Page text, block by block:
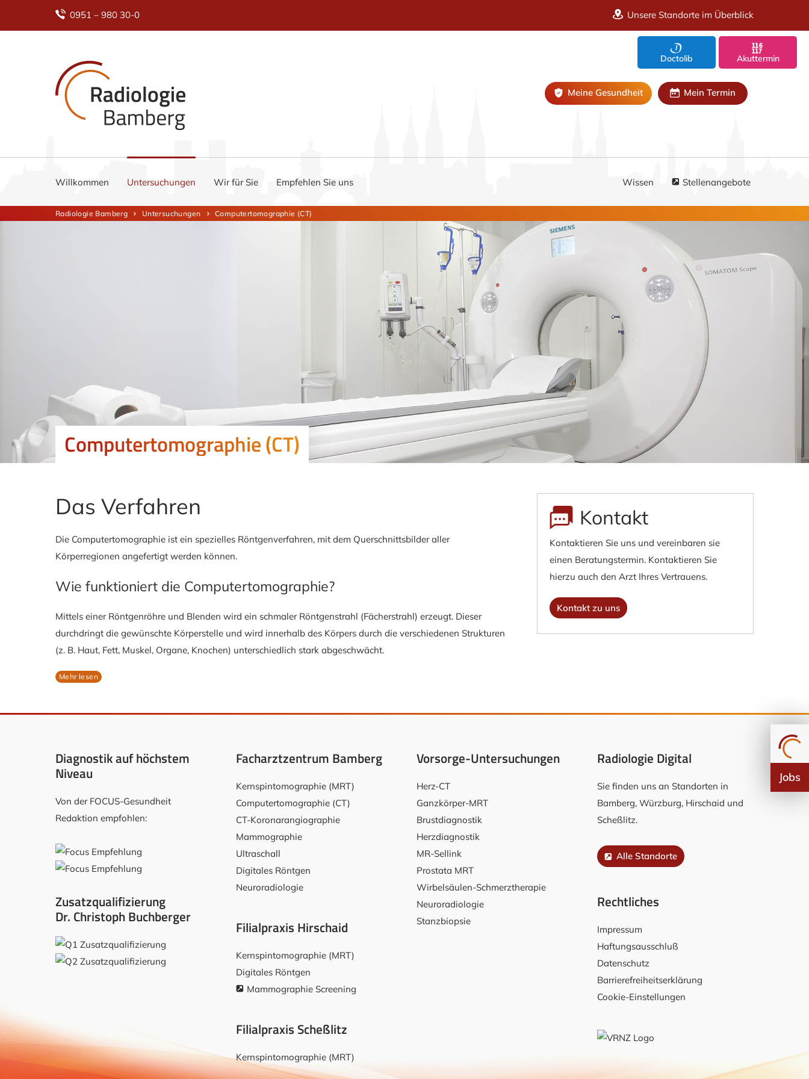
Jobs
Doctolib Akuttermin
0951 – 980 30-0 Unsere Standorte im Überblick
Meine Gesundheit Mein Termin
Willkommen Untersuchungen Wir für Sie Empfehlen Sie uns Stellenangebote
Wissen
Radiologie Bamberg Untersuchungen Computertomographie (CT)
Computertomographie (CT)
Das Verfahren
Die Computertomographie ist ein spezielles Röntgenverfahren, mit dem Querschnittsbilder aller
Körperregionen angefertigt werden können.
Wie funktioniert die Computertomographie?
Mittels einer Röntgenröhre und Blenden wird ein schmaler Röntgenstrahl (Fächerstrahl) erzeugt. Dieser
durchdringt die gewünschte Körperstelle und wird innerhalb des Körpers durch die verschiedenen Strukturen
(z. B. Haut, Fett, Muskel, Organe, Knochen) unterschiedlich stark abgeschwächt.
Mehr lesen
Kontakt
Kontaktieren Sie uns und vereinbaren sie
einen Beratungstermin. Kontaktieren Sie
hierzu auch den Arzt Ihres Vertrauens.
Kontakt zu uns
Diagnostik auf höchstem
Niveau
Von der FOCUS-Gesundheit
Redaktion empfohlen:
Zusatzqualifizierung
Dr. Christoph Buchberger
Facharztzentrum Bamberg
Kernspintomographie (MRT)
Computertomographie (CT)
CT-Koronarangiographie
Mammographie
Ultraschall
Digitales Röntgen
Neuroradiologie
Filialpraxis Hirschaid
Kernspintomographie (MRT)
Digitales Röntgen
Mammographie Screening
Filialpraxis Scheßlitz
Kernspintomographie (MRT)
Vorsorge-Untersuchungen
Herz-CT
Ganzkörper-MRT
Brustdiagnostik
Herzdiagnostik
MR-Sellink
Prostata MRT
Wirbelsäulen-Schmerztherapie
Neuroradiologie
Stanzbiopsie
Radiologie Digital
Sie finden uns an Standorten in
Bamberg, Würzburg, Hirschaid und
Scheßlitz.
Alle Standorte
Rechtliches
Impressum
Haftungsausschluß
Datenschutz
Barrierefreiheitserklärung
Cookie-Einstellungen